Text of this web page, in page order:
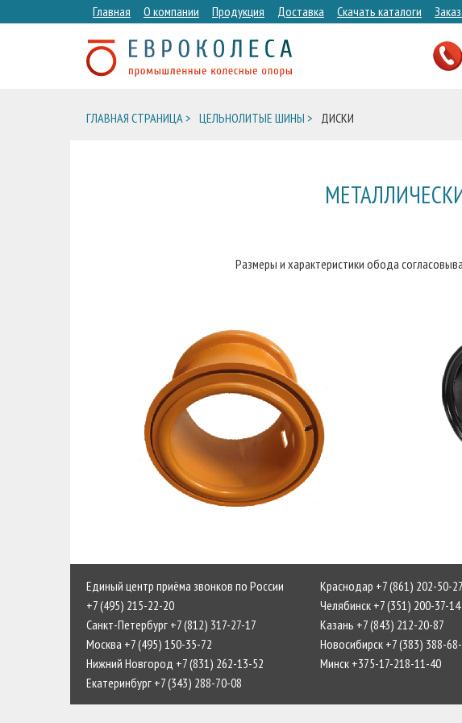
Главная О компании Продукция Доставка Скачать каталоги
ГЛАВНАЯ СТРАНИЦА > ЦЕЛЬНОЛИТЫЕ ШИНЫ > ДИСКИ
Размеры и характеристики обода
Единый центр приёма звонков по России
+7 (495) 215-22-20
Санкт-Петербург +7 (812) 317-27-17
Москва +7 (495) 150-35-72
Нижний Новгород +7 (831) 262-13-52
Екатеринбург +7 (343) 288-70-08
Краснодар +7 (861) 202-50-27
Челябинск +7 (351) 200-37-14
Казань +7 (843) 212-20-87
Новосибирск +7 (383) 388-
Минск +375-17-218-11-40